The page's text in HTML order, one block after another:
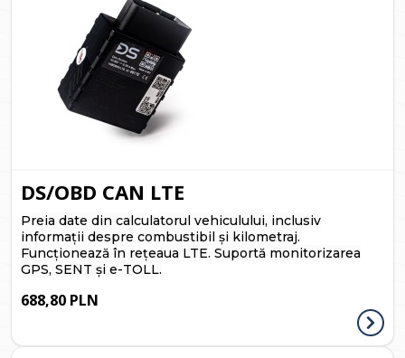
DS/OBD CAN LTE
Preia date din calculatorul vehiculului, inclusiv
informații despre combustibil și kilometraj.
Funcționează în rețeaua LTE. Suportă monitorizarea
GPS, SENT și e-TOLL.
688,80 PLN